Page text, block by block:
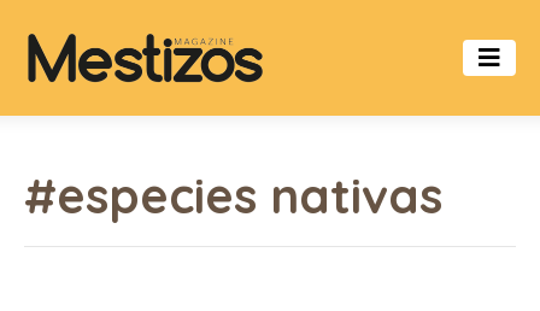
#especies nativas